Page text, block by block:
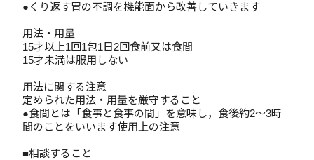
●くり返す胃の不調を機能面から改善していきます
用法・用量
15才以上1回1包1日2回食前又は食間
15才未満は服用しない
用法に関する注意
定められた用法・用量を厳守すること
●食間とは「食事と食事の間」を意味し，食後約2～3時
間のことをいいます使用上の注意
■相談すること